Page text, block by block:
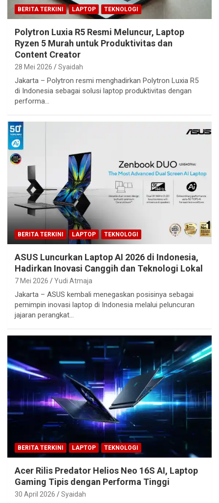
BERITA TERKINI LAPTOP TEKNOLOGI
Polytron Luxia R5 Resmi Meluncur, Laptop
Ryzen 5 Murah untuk Produktivitas dan
Content Creator
28 Mei 2026 Syaidah
Jakarta – Polytron resmi menghadirkan Polytron Luxia R5
di Indonesia sebagai solusi laptop produktivitas dengan
performa…
BERITA TERKINI LAPTOP TEKNOLOGI
ASUS Luncurkan Laptop AI 2026 di Indonesia,
Hadirkan Inovasi Canggih dan Teknologi Lokal
7 Mei 2026 Yudi Atmaja
Jakarta – ASUS kembali menegaskan posisinya sebagai
pemimpin inovasi laptop di Indonesia melalui peluncuran
jajaran perangkat…
BERITA TERKINI LAPTOP TEKNOLOGI
Acer Rilis Predator Helios Neo 16S AI, Laptop
Gaming Tipis dengan Performa Tinggi
30 April 2026 Syaidah